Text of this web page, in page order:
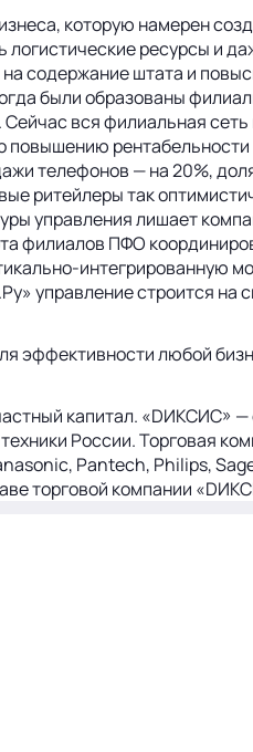
которую намерен
ресурсы и
содержание штата и
были образованы
вся филиальная
телефонов — на 20%,
ритейлеры так
управления лишает
филиалов ПФО
интегрированную
управление строится
эффективности любой
капитал. «DИКСИС»
России. Торговая
Pantech, Philips,
торговой компании